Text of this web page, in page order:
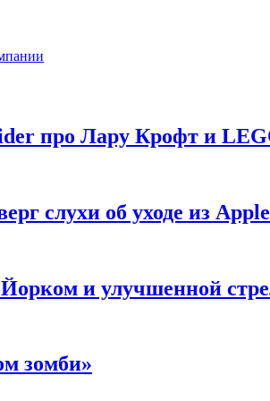
про Лару Крофт и
слухи об уходе из Apple
и улучшенной
зомби»